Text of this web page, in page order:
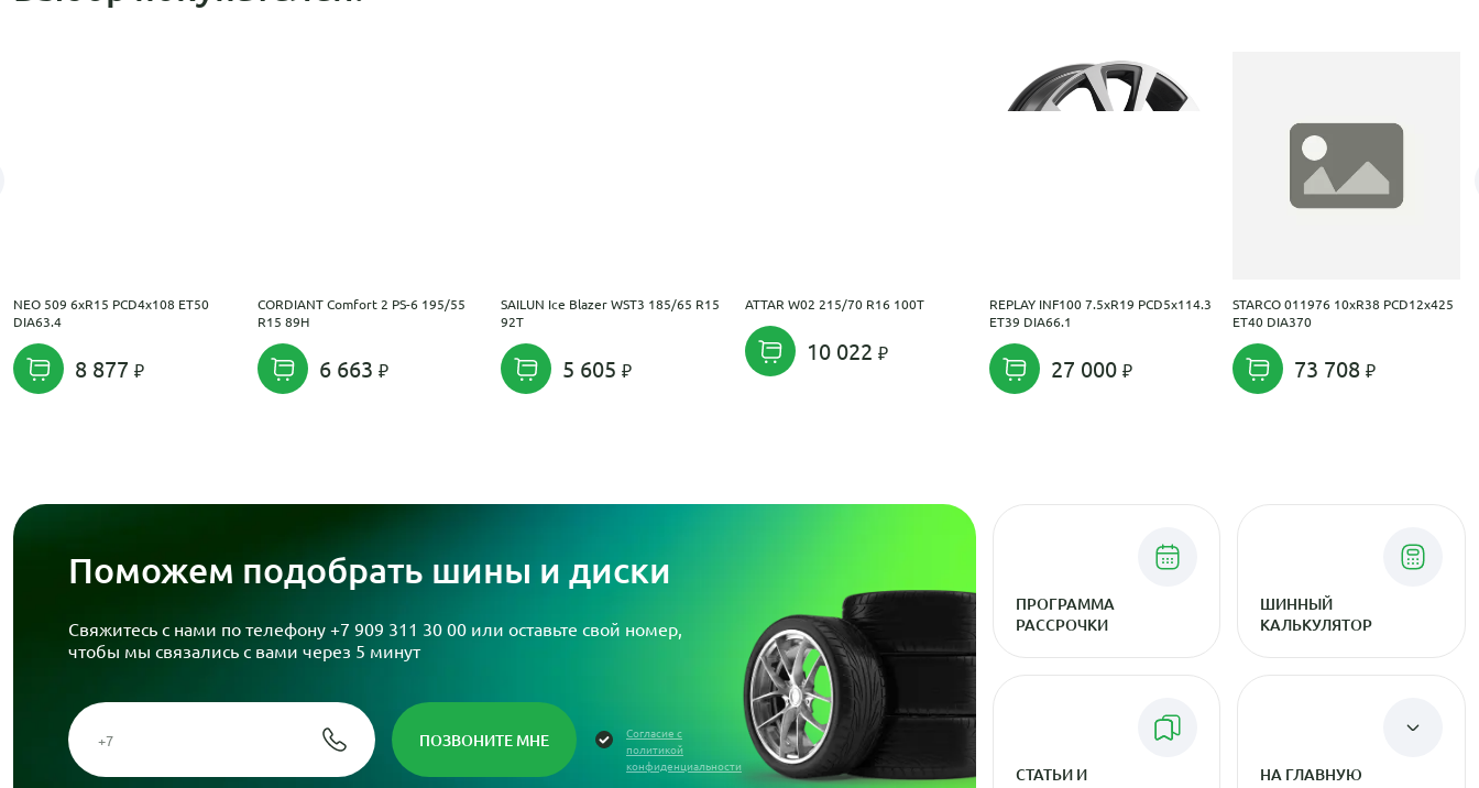
NEO 509 6xR15 PCD4x108 ET50
DIA63.4
8 877
CORDIANT Comfort 2 PS-6 195/55
R15 89H
6 663
SAILUN Ice Blazer WST3 185/65 R15
92T
5 605
ATTAR W02 215/70 R16 100T
10 022
REPLAY INF100 7.5xR19 PCD5x114.3
ET39 DIA66.1
27 000
STARCO 011976 10xR38 PCD12x425
ET40 DIA370
73 708
Поможем подобрать шины и диски
Свяжитесь с нами по телефону +7 909 311 30 00 или оставьте свой номер,
чтобы мы связались с вами через 5 минут
Согласие с
политикой
конфиденциальности
ПРОГРАММА
РАССРОЧКИ
ШИННЫЙ
КАЛЬКУЛЯТОР
СТАТЬИ И
НА ГЛАВНУЮ